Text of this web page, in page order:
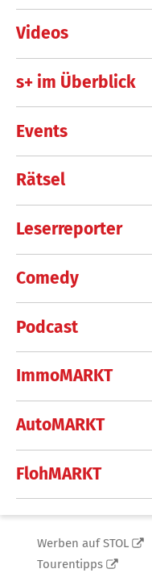
Videos
s+ im Überblick
Events
Rätsel
Leserreporter
Comedy
Podcast
ImmoMARKT
AutoMARKT
FlohMARKT
Werben auf STOL
Tourentipps